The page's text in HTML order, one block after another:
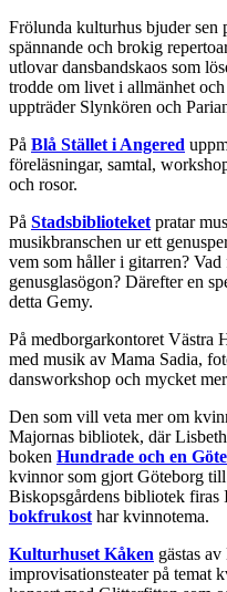
Frölunda kulturhus bjuder sen
spännande och brokig
utlovar dansbandskaos som
trodde om livet i allmänhet
uppträder Slynkören och
På Blå Stället i Angered
föreläsningar, samtal,
och rosor.
På Stadsbiblioteket pratar
musikbranschen ur ett
vem som håller i gitarren?
genusglasögon? Därefter en
detta Gemy.
På medborgarkontoret Västra
med musik av Mama Sadia,
dansworkshop och mycket
Den som vill veta mer om
Majornas bibliotek, där
boken Hundrade och en
kvinnor som gjort Göteborg
Biskopsgårdens bibliotek firas
bokfrukost har kvinnotema.
Kulturhuset Kåken gästas
improvisationsteater på temat